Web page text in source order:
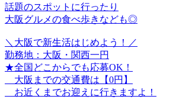
話題のスポットに行ったり
大阪グルメの食べ歩きなども◎
＼大阪で新生活はじめよう！／
勤務地：大阪・関西一円
★全国どこからでも応募OK！
大阪までの交通費は【0円】
お近くまでお迎えに行きますよ！